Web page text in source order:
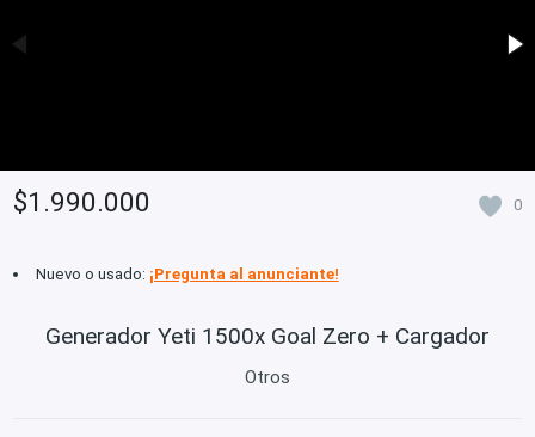
$1.990.000 0
Nuevo o usado: ¡Pregunta al anunciante!
Generador Yeti 1500x Goal Zero + Cargador
Otros